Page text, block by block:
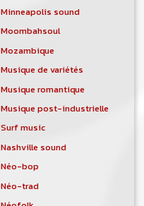
Minneapolis sound
Moombahsoul
Mozambique
Musique de variétés
Musique romantique
Musique post-industrielle
Surf music
Nashville sound
Néo-bop
Néo-trad